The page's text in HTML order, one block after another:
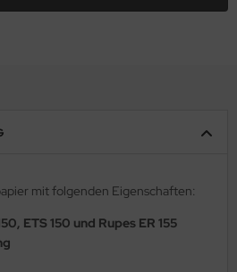
mit folgenden Eigenschaften:
ETS 150 und Rupes ER 155